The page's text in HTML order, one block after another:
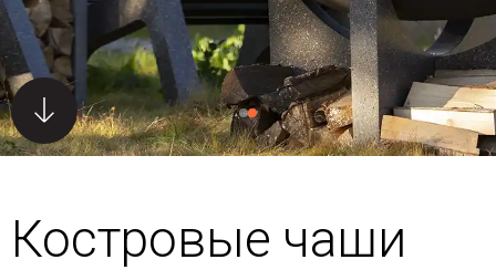
Костровые чаши